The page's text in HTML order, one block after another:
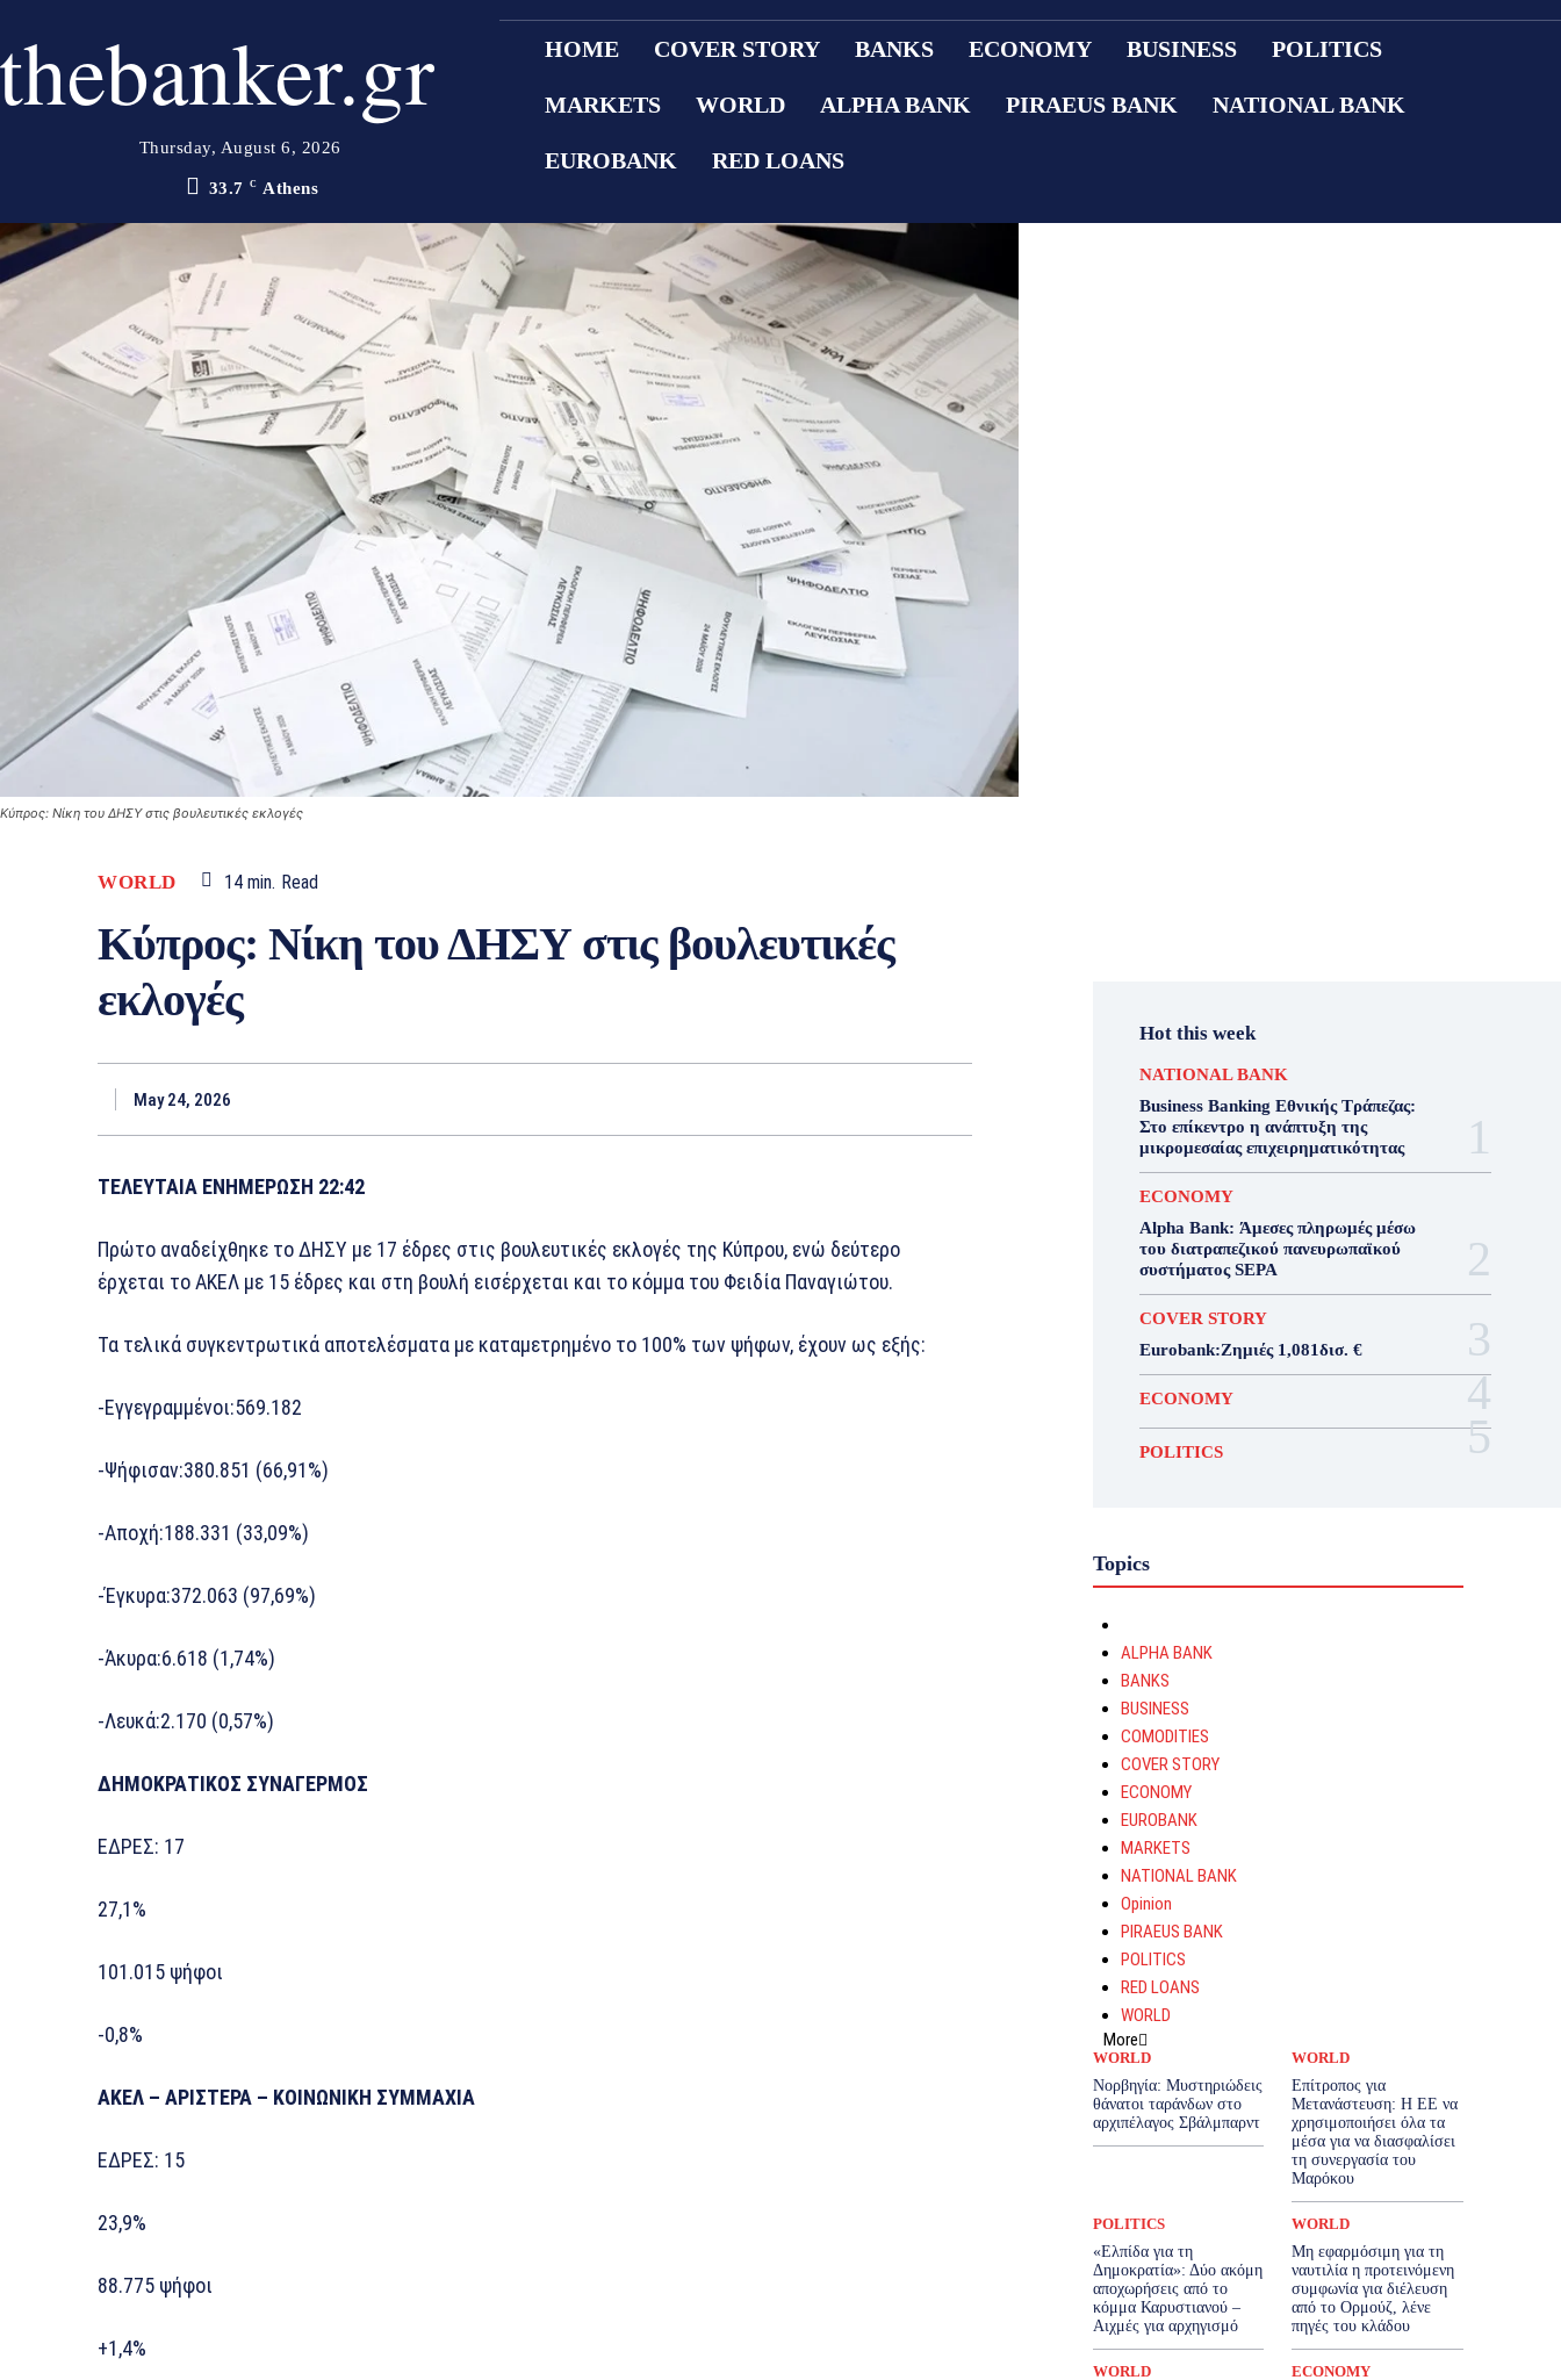
thebanker.gr
Thursday, August 6, 2026
33.7 C Athens
HOME COVER STORY BANKS ECONOMY BUSINESS POLITICS
MARKETS WORLD ALPHA BANK PIRAEUS BANK NATIONAL BANK
EUROBANK RED LOANS
Κύπρος: Νίκη του ΔΗΣΥ στις βουλευτικές εκλογές
WORLD 14min. Read
Κύπρος: Νίκη του ΔΗΣΥ στις βουλευτικές
εκλογές
May 24, 2026
ΤΕΛΕΥΤΑΙΑ ΕΝΗΜΕΡΩΣΗ 22:42
Πρώτο αναδείχθηκε το ΔΗΣΥ με 17 έδρες στις βουλευτικές εκλογές της Κύπρου, ενώ δεύτερο
έρχεται το ΑΚΕΛ με 15 έδρες και στη βουλή εισέρχεται και το κόμμα του Φειδία Παναγιώτου.
Τα τελικά συγκεντρωτικά αποτελέσματα με καταμετρημένο το 100% των ψήφων, έχουν ως εξής:
-Εγγεγραμμένοι:569.182
-Ψήφισαν:380.851 (66,91%)
-Αποχή:188.331 (33,09%)
-Έγκυρα:372.063 (97,69%)
-Άκυρα:6.618 (1,74%)
-Λευκά:2.170 (0,57%)
ΔΗΜΟΚΡΑΤΙΚΟΣ ΣΥΝΑΓΕΡΜΟΣ
ΕΔΡΕΣ: 17
27,1%
101.015 ψήφοι
-0,8%
ΑΚΕΛ – ΑΡΙΣΤΕΡΑ – ΚΟΙΝΩΝΙΚΗ ΣΥΜΜΑΧΙΑ
ΕΔΡΕΣ: 15
23,9%
88.775 ψήφοι
+1,4%
Hot this week
NATIONAL BANK
Business Banking Εθνικής Τράπεζας:
Στο επίκεντρο η ανάπτυξη της
μικρομεσαίας επιχειρηματικότητας
ECONOMY
Alpha Bank: Άμεσες πληρωμές μέσω
του διατραπεζικού πανευρωπαϊκού
συστήματος SEPA
COVER STORY
Eurobank:Ζημιές 1,081δισ. €
ECONOMY
POLITICS
Topics
ALPHA BANK
BANKS
BUSINESS
COMODITIES
COVER STORY
ECONOMY
EUROBANK
MARKETS
NATIONAL BANK
Opinion
PIRAEUS BANK
POLITICS
RED LOANS
WORLD
More
WORLD
Νορβηγία: Μυστηριώδεις
θάνατοι ταράνδων στο
αρχιπέλαγος Σβάλμπαρντ
WORLD
Επίτροπος για
Μετανάστευση: Η ΕΕ να
χρησιμοποιήσει όλα τα
μέσα για να διασφαλίσει
τη συνεργασία του
Μαρόκου
POLITICS
«Ελπίδα για τη
Δημοκρατία»: Δύο ακόμη
αποχωρήσεις από το
κόμμα Καρυστιανού –
Αιχμές για αρχηγισμό
WORLD
Μη εφαρμόσιμη για τη
ναυτιλία η προτεινόμενη
συμφωνία για διέλευση
από το Ορμούζ, λένε
πηγές του κλάδου
WORLD
ECONOMY